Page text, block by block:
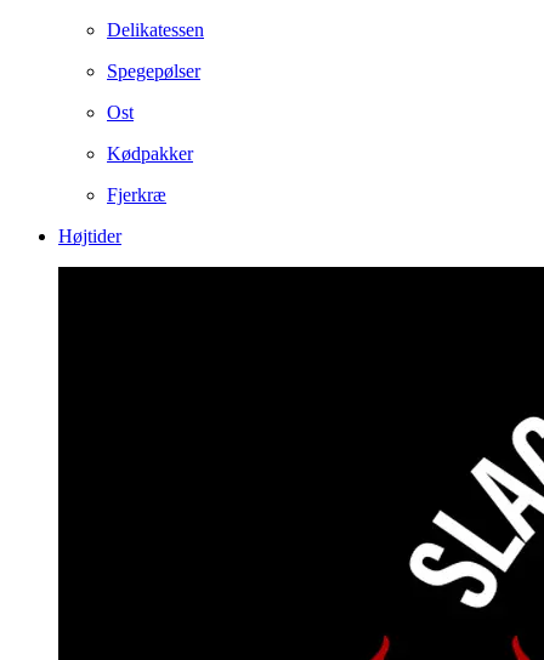
Delikatessen
Spegepølser
Ost
Kødpakker
Fjerkræ
Højtider